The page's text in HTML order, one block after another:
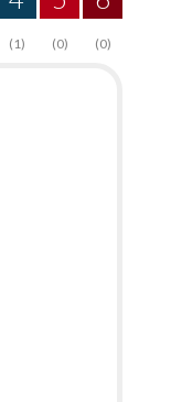
(0)
(0)
(1)